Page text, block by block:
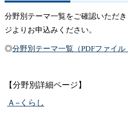
分野別テーマ一覧をご確認いただ
ジよりお申込みください。
◎分野別テーマ一覧（PDFファイル
【分野別詳細ページ】
Ａ−くらし